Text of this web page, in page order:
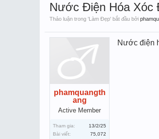
Nước Điện Hóa Xóc
Thảo luận trong 'Làm Đẹp' bắt đầu bởi
phamquangth
ang
Active Member
Tham gia:
13/2/25
Bài viết:
75,072
Nước điện